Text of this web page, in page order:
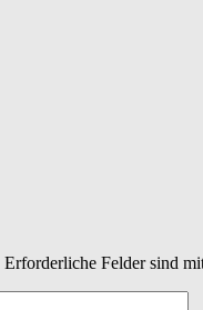
Erforderliche Felder sind